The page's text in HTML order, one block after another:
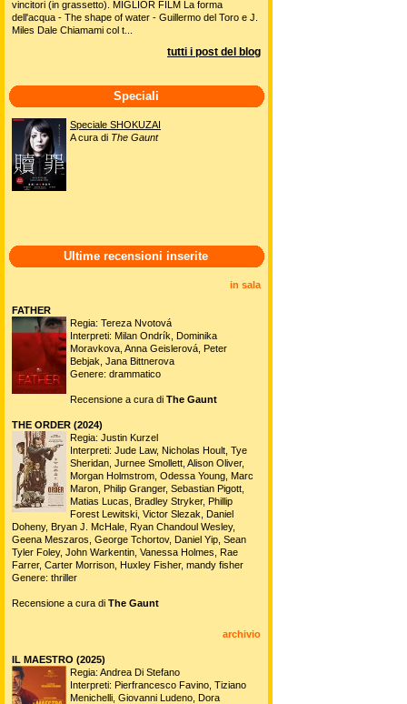
vincitori (in grassetto). MIGLIOR FILM La forma
dell'acqua - The shape of water - Guillermo del Toro e J.
Miles Dale Chiamami col t...
tutti i post del blog
Speciali
Speciale SHOKUZAI
A cura di The Gaunt
Ultime recensioni inserite
in sala
FATHER
Regia: Tereza Nvotová
Interpreti: Milan Ondrík, Dominika
Moravkova, Anna Geislerová, Peter
Bebjak, Jana Bittnerova
Genere: drammatico
Recensione a cura di The Gaunt
THE ORDER (2024)
Regia: Justin Kurzel
Interpreti: Jude Law, Nicholas Hoult, Tye
Sheridan, Jurnee Smollett, Alison Oliver,
Morgan Holmstrom, Odessa Young, Marc
Maron, Philip Granger, Sebastian Pigott,
Matias Lucas, Bradley Stryker, Phillip
Forest Lewitski, Victor Slezak, Daniel
Doheny, Bryan J. McHale, Ryan Chandoul Wesley,
Geena Meszaros, George Tchortov, Daniel Yip, Sean
Tyler Foley, John Warkentin, Vanessa Holmes, Rae
Farrer, Carter Morrison, Huxley Fisher, mandy fisher
Genere: thriller
Recensione a cura di The Gaunt
archivio
IL MAESTRO (2025)
Regia: Andrea Di Stefano
Interpreti: Pierfrancesco Favino, Tiziano
Menichelli, Giovanni Ludeno, Dora